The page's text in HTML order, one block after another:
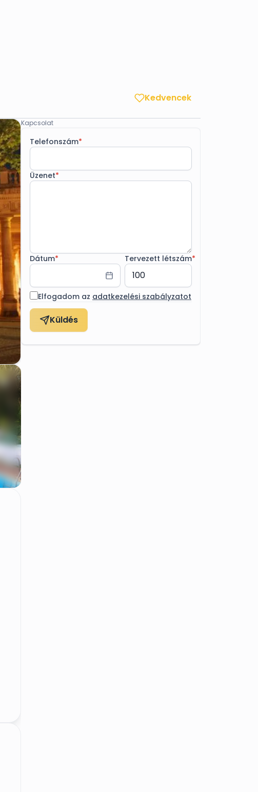
Kedvencek
Kapcsolat
Telefonszám*
Üzenet*
Dátum* Tervezett létszám*
Elfogadom az adatkezelési szabályzatot
Küldés